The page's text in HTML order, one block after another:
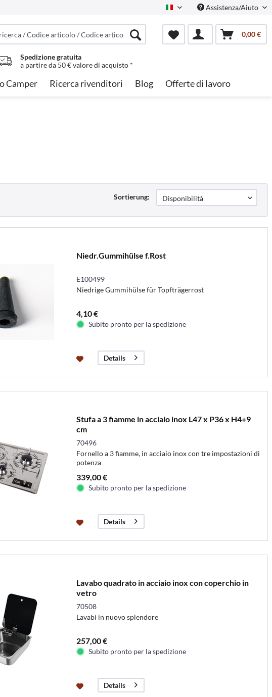
Italian Assistenza/Aiuto
0,00 €
Spedizione gratuita
a partire da 50 € valore di acquisto *
Camper Ricerca rivenditori Blog Offerte di lavoro
Sortierung:
Niedr.Gummihülse f.Rost
E100499
Niedrige Gummihülse für Topfträgerrost
4,10 €
Subito pronto per la spedizione
Details
Stufa a 3 fiamme in acciaio inox L47 x P36 x H4+9
cm
70496
Fornello a 3 fiamme, in acciaio inox con tre impostazioni di
potenza
339,00 €
Subito pronto per la spedizione
Details
Lavabo quadrato in acciaio inox con coperchio in
vetro
70508
Lavabi in nuovo splendore
257,00 €
Subito pronto per la spedizione
Details